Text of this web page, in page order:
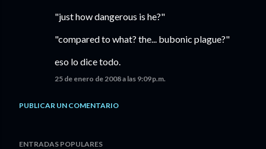
"just how dangerous is he?"
"compared to what? the... bubonic plague?"
eso lo dice todo.
25 de enero de 2008 a las 9:09 p.m.
PUBLICAR UN COMENTARIO
ENTRADAS POPULARES